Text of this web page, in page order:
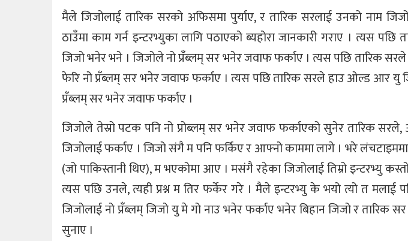
मैले जिजोलाई तारिक सरको अफिसमा पुर्याए, र तारिक सरलाई उनको नाम
ठाउँमा काम गर्न इन्टरभ्युका लागि पठाएको ब्यहोरा जानकारी गराए । त्यस पछि
जिजो भनेर भने । जिजोले नो प्रँब्लम् सर भनेर जवाफ फर्काए । त्यस पछि तारिक
फेरि नो प्रँब्लम् सर भनेर जवाफ फर्काए । त्यस पछि तारिक सरले हाउ ओल्ड आर यु
प्रँब्लम् सर भनेर जवाफ फर्काए ।
जिजोले तेस्रो पटक पनि नो प्रोब्लम् सर भनेर जवाफ फर्काएको सुनेर तारिक
जिजोलाई फर्काए । जिजो संगै म पनि फर्किए र आफ्नो काममा लागे । भरे
(जो पाकिस्तानी थिए), म भएकोमा आए । मसंगै रहेका जिजोलाई तिम्रो इन्टरभ्यु
त्यस पछि उनले, त्यही प्रश्न म तिर फर्केर गरे । मैले इन्टरभ्यु के भयो त्यो त मलाई
जिजोलाई नो प्रँब्लम् जिजो यु मे गो नाउ भनेर फर्काए भनेर बिहान जिजो र तारिक
सुनाए ।